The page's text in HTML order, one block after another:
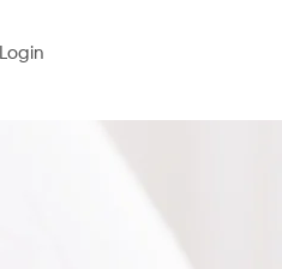
Login